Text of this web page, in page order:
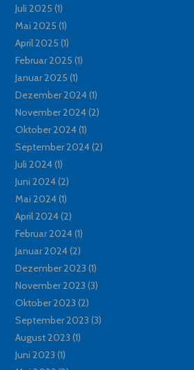
Juli 2025 (1)
Mai 2025 (1)
April 2025 (1)
Februar 2025 (1)
Januar 2025 (1)
Dezember 2024(1)
November 2024(2)
Oktober 2024(1)
September 2024(2)
Juli 2024(1)
Juni 2024(2)
Mai 2024(1)
April 2024(2)
Februar 2024(1)
Januar 2024(2)
Dezember 2023 (1)
November 2023 (3)
Oktober 2023 (2)
September 2023 (3)
August 2023 (1)
Juni 2023 (1)